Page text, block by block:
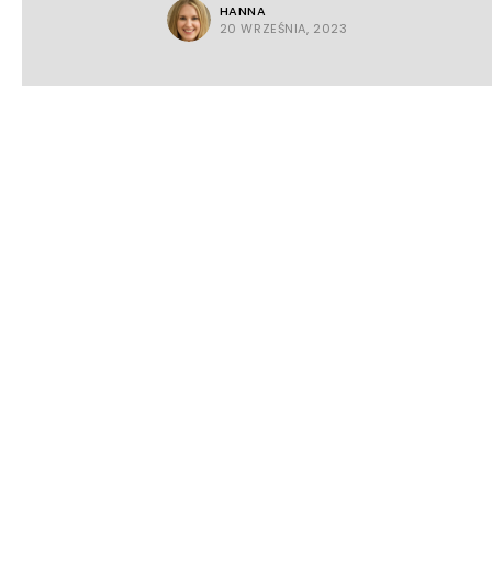
HANNA
20 WRZEŚNIA, 2023